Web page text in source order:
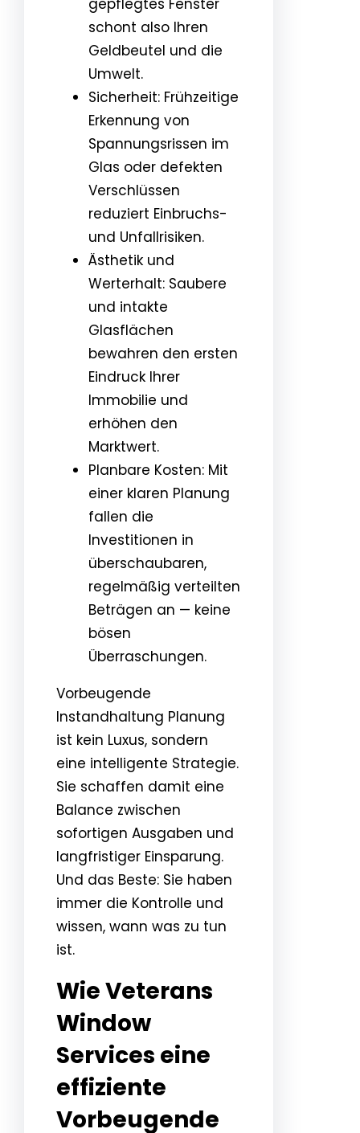
gepflegtes Fenster
schont also Ihren
Geldbeutel und die
Umwelt.
Sicherheit: Frühzeitige
Erkennung von
Spannungsrissen im
Glas oder defekten
Verschlüssen
reduziert Einbruchs-
und Unfallrisiken.
Ästhetik und
Werterhalt: Saubere
und intakte
Glasflächen
bewahren den ersten
Eindruck Ihrer
Immobilie und
erhöhen den
Marktwert.
Planbare Kosten: Mit
einer klaren Planung
fallen die
Investitionen in
überschaubaren,
regelmäßig verteilten
Beträgen an — keine
bösen
Überraschungen.
Vorbeugende
Instandhaltung Planung
ist kein Luxus, sondern
eine intelligente Strategie.
Sie schaffen damit eine
Balance zwischen
sofortigen Ausgaben und
langfristiger Einsparung.
Und das Beste: Sie haben
immer die Kontrolle und
wissen, wann was zu tun
ist.
Wie Veterans
Window
Services eine
effiziente
Vorbeugende